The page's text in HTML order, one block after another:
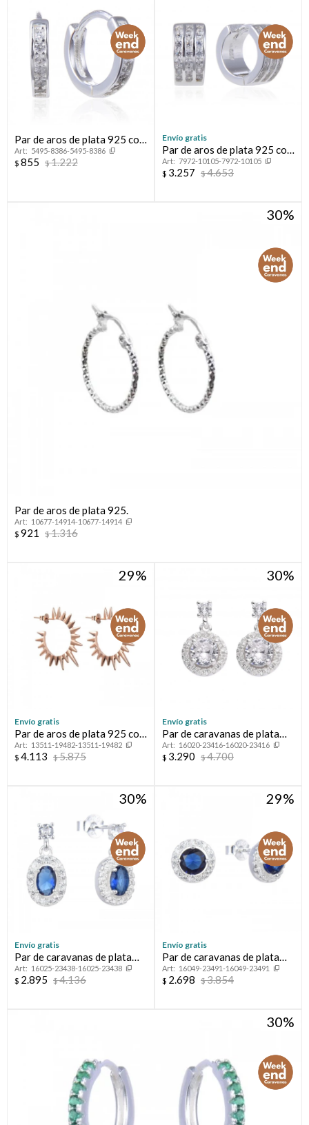
Par de aros de plata 925 con
circonias.
5495-8386-5495-8386
$ 855 $1.222
Envío gratis
Par de aros de plata 925 con
circonias.
7972-10105-7972-10105
$ 3.257 $4.653
30
Par de aros de plata 925.
10677-14914-10677-14914
$ 921 $1.316
29
Envío gratis
Par de aros de plata 925 con
baño de oro rosado, SOLES.
13511-19482-13511-19482
$ 4.113 $5.875
30
Envío gratis
Par de caravanas de plata
925 con circonias.
16020-23416-16020-23416
$ 3.290 $4.700
30
Envío gratis
Par de caravanas de plata
925 con circonias.
16025-23438-16025-23438
$ 2.895 $4.136
29
Envío gratis
Par de caravanas de plata
925 con circonias.
16049-23491-16049-23491
$ 2.698 $3.854
30